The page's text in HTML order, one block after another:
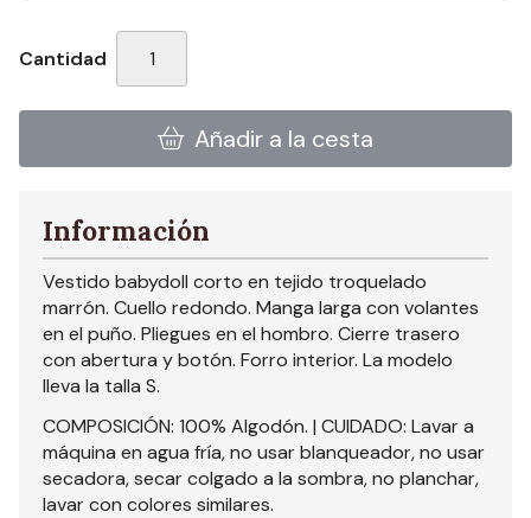
Cantidad
Añadir a la cesta
Información
Vestido babydoll corto en tejido troquelado
marrón. Cuello redondo. Manga larga con volantes
en el puño. Pliegues en el hombro. Cierre trasero
con abertura y botón. Forro interior. La modelo
lleva la talla S.
COMPOSICIÓN: 100% Algodón. | CUIDADO: Lavar a
máquina en agua fría, no usar blanqueador, no usar
secadora, secar colgado a la sombra, no planchar,
lavar con colores similares.